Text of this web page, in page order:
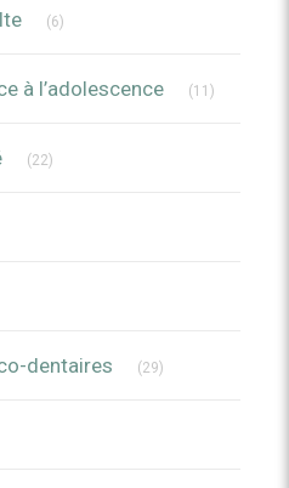
(6)
à l’adolescence (11)
(22)
dentaires (29)